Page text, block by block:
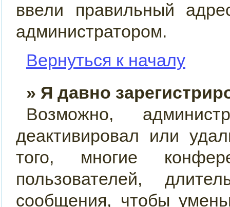
ввели правильный
администратором.
Вернуться к началу
» Я давно
Возможно,
деактивировал или
того, многие
пользователей,
сообщения, чтобы